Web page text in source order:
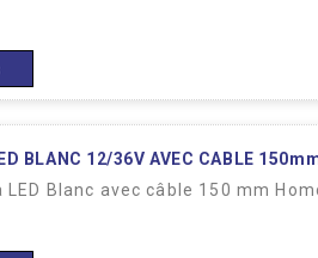
BLANC 12/36V AVEC CABLE
à LED Blanc avec câble 150 mm